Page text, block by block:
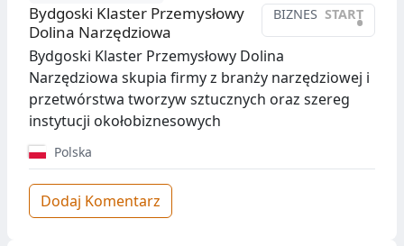
BIZNES START
•
Bydgoski Klaster Przemysłowy
Dolina Narzędziowa
Bydgoski Klaster Przemysłowy Dolina
Narzędziowa skupia firmy z branży narzędziowej i
przetwórstwa tworzyw sztucznych oraz szereg
instytucji okołobiznesowych
Polska
Dodaj Komentarz